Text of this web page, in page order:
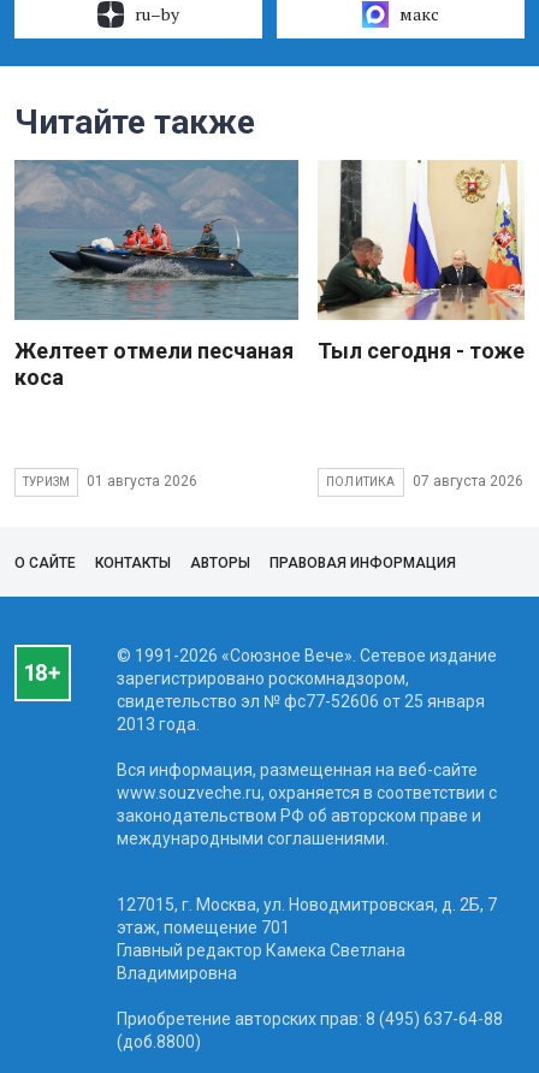
ru–by макс
Читайте также
Желтеет отмели песчаная
коса
ТУРИЗМ 01 августа 2026
Тыл сегодня - тоже
ПОЛИТИКА 07 августа 2026
О САЙТЕ КОНТАКТЫ АВТОРЫ ПРАВОВАЯ ИНФОРМАЦИЯ
© 1991-2026 «Союзное Вече». Сетевое издание
зарегистрировано роскомнадзором,
свидетельство эл № фc77-52606 от 25 января
2013 года.
Вся информация, размещенная на веб-сайте
www.souzveche.ru, охраняется в соответствии с
законодательством РФ об авторском праве и
международными соглашениями.
127015, г. Москва, ул. Новодмитровская, д. 2Б, 7
этаж, помещение 701
Главный редактор Камека Светлана
Владимировна
Приобретение авторских прав: 8 (495) 637-64-88
(доб.8800)